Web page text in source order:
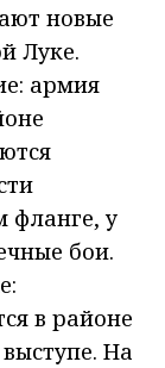
новые
Луке.
армия
фланге, у
бои.
в районе
На